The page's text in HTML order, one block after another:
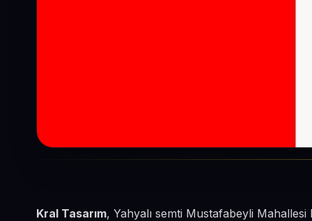
Kral Tasarım, Yahyalı semti Mustafabeyli